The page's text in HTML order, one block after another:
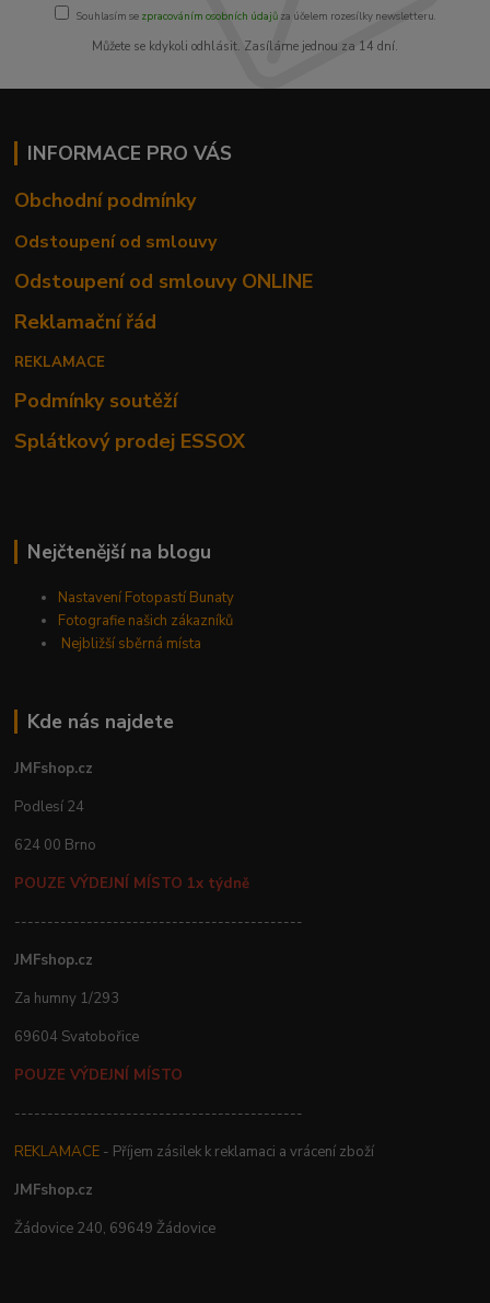
Souhlasím se zpracováním osobních údajůza účelem rozesílky newsletteru.
Můžete se kdykoli odhlásit. Zasíláme jednou za 14 dní.
INFORMACE PRO VÁS
Obchodní podmínky
Odstoupení od smlouvy
Odstoupení od smlouvy ONLINE
Reklamační řád
REKLAMACE
Podmínky soutěží
Splátkový prodej ESSOX
Nejčtenější na blogu
Nastavení Fotopastí Bunaty
Fotografie našich zákazníků
Nejbližší sběrná místa
Kde nás najdete
JMFshop.cz
Podlesí 24
624 00 Brno
POUZE VÝDEJNÍ MÍSTO 1x týdně
--------------------------------------------
JMFshop.cz
Za humny 1/293
69604 Svatobořice
POUZE VÝDEJNÍ MÍSTO
--------------------------------------------
REKLAMACE - Příjem zásilek k reklamaci a vrácení zboží
JMFshop.cz
Žádovice 240, 69649 Žádovice